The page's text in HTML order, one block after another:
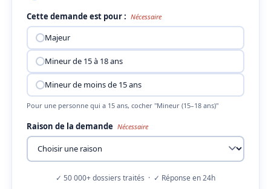
Cette demande est pour : Nécessaire
Majeur
Mineur de 15 à 18 ans
Mineur de moins de 15 ans
Pour une personne qui a 15 ans, cocher "Mineur (15–18 ans)"
Raison de la demande Nécessaire
✓ 50 000+ dossiers traités · ✓ Réponse en 24h